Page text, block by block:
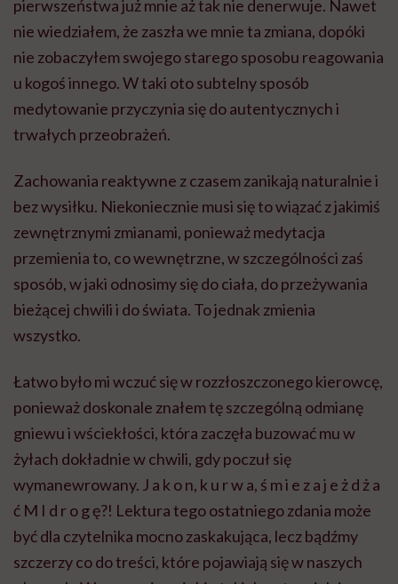
pierwszeństwa już mnie aż tak nie denerwuje. Nawet
nie wiedziałem, że zaszła we mnie ta zmiana, dopóki
nie zobaczyłem swojego starego sposobu reagowania
u kogoś innego. W taki oto subtelny sposób
medytowanie przyczynia się do autentycznych i
trwałych przeobrażeń.
Zachowania reaktywne z czasem zanikają naturalnie i
bez wysiłku. Niekoniecznie musi się to wiązać z jakimiś
zewnętrznymi zmianami, ponieważ medytacja
przemienia to, co wewnętrzne, w szczególności zaś
sposób, w jaki odnosimy się do ciała, do przeżywania
bieżącej chwili i do świata. To jednak zmienia
wszystko.
Łatwo było mi wczuć się w rozzłoszczonego kierowcę,
ponieważ doskonale znałem tę szczególną odmianę
gniewu i wściekłości, która zaczęła buzować mu w
żyłach dokładnie w chwili, gdy poczuł się
wymanewrowany. J a k o n, k u r w a, ś m i e z a j e ż d ż a
ć M I d r o g ę?! Lektura tego ostatniego zdania może
być dla czytelnika mocno zaskakująca, lecz bądźmy
szczerzy co do treści, które pojawiają się w naszych